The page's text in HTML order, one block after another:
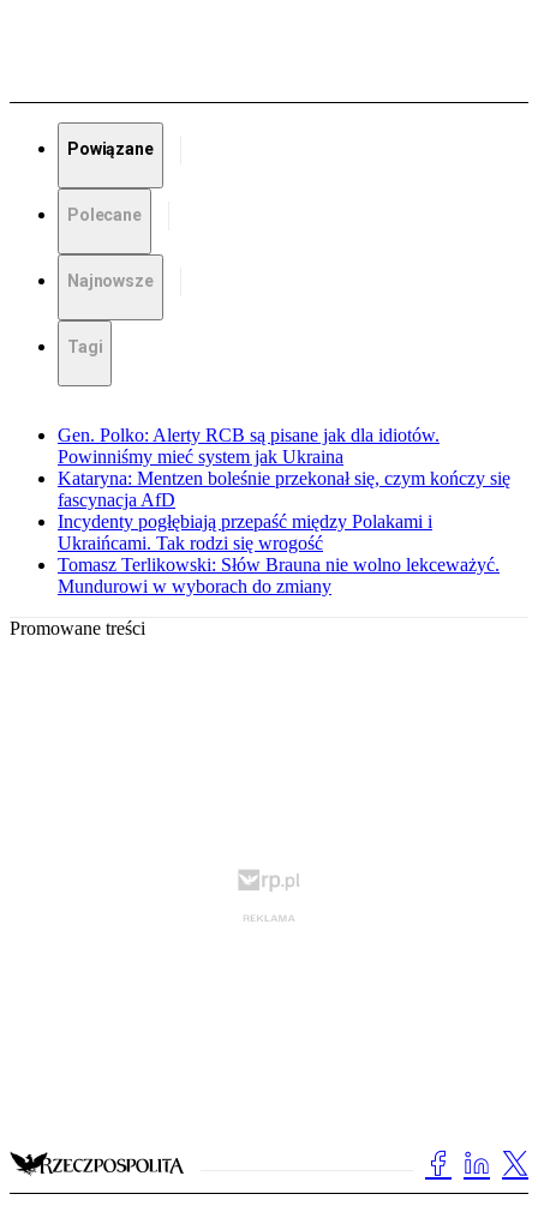
Powiązane
Polecane
Najnowsze
Tagi
Gen. Polko: Alerty RCB są pisane jak dla idiotów.
Powinniśmy mieć system jak Ukraina
Kataryna: Mentzen boleśnie przekonał się, czym kończy się
fascynacja AfD
Incydenty pogłębiają przepaść między Polakami i
Ukraińcami. Tak rodzi się wrogość
Tomasz Terlikowski: Słów Brauna nie wolno lekceważyć.
Mundurowi w wyborach do zmiany
Promowane treści